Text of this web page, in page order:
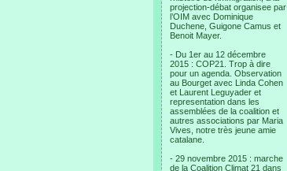
projection-débat organisee par
l’OIM avec Dominique
Duchene, Guigone Camus et
Benoit Mayer.
- Du 1er au 12 décembre
2015 : COP21. Trop à dire
pour un agenda. Observation
au Bourget avec Linda Cohen
et Laurent Leguyader et
representation dans les
assemblées de la coalition et
autres associations par Maria
Vives, notre très jeune amie
catalane.
- 29 novembre 2015 : marche
de la Coalition Climat 21 dans